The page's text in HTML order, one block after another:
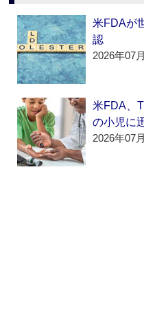
米FDAが
認
2026年07
米FDA、
の小児に
2026年07